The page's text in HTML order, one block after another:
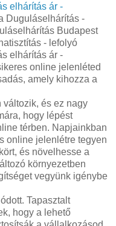
elhárítás ár -
Duguláselhárítás -
Budapest
- lefolyó
elhárítás ár -
online jelenléted
amely kihozza a
és ez nagy
hogy lépést
térben. Napjainkban
online jelenlétre tegyen
és növelhesse a
környezetben
vegyünk igénybe
Tapasztalt
hogy a lehető